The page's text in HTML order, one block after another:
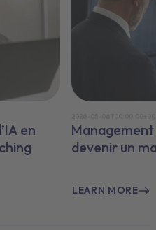
en
devenir un
LEARN MORE